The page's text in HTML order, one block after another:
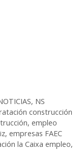
, NS
construcción
, empleo
, empresas FAEC
la Caixa empleo,